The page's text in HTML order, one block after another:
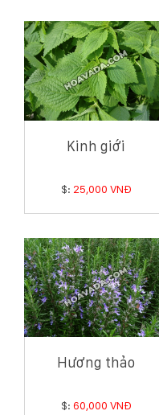
Kinh giới
$: 25,000 VNĐ
Hương thảo
$: 60,000 VNĐ